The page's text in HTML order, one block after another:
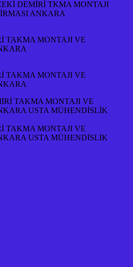
DEMİRİ TKMA MONTAJI
ANKARA
TAKMA MONTAJI VE
TAKMA MONTAJI VE
TAKMA MONTAJI VE
USTA MÜHENDİSLİK